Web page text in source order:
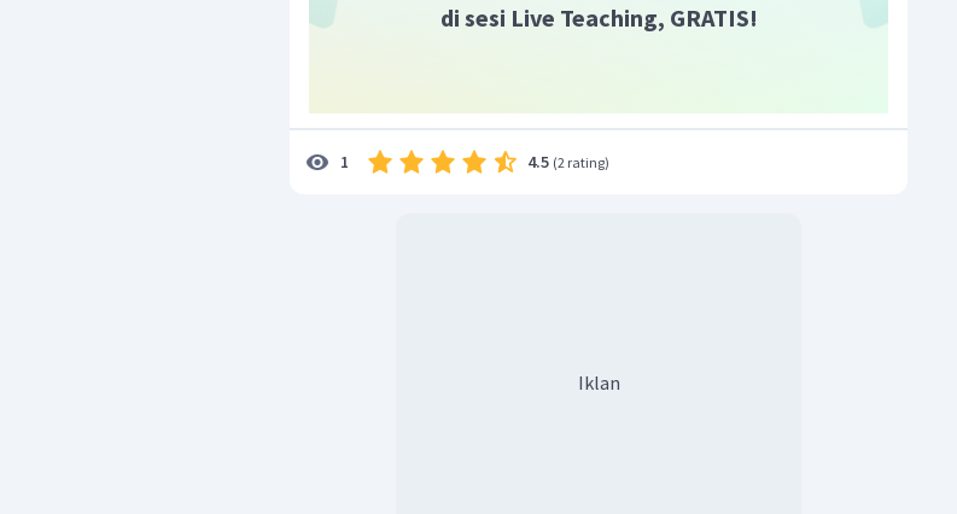
di sesi Live Teaching, GRATIS!
1 4.5 (2 rating)
Iklan